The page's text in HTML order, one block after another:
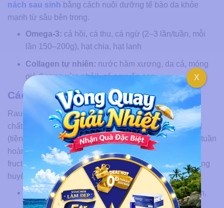
nách sau sinh bằng cách nuôi dưỡng tế bào da khỏe
mạnh từ sâu bên trong.
Omega-3: cá hồi, cá thu, cá ngừ (2–3 lần/tuần, mỗi
lần 150–200g), hạt chia, hạt lanh
Collagen tự nhiên: nước hầm xương, da cá, móng
giò (lượng vừa phải), cá nguyên con
Các loại rau xanh cùng trái cây tươi
Rau xanh đậm màu cung cấp đồng thời nhiều nhóm vi
chất: folate (hỗ trợ phân bào tế bào da mới), carotenoid
(tiền Vitamin A chống oxy hóa), sắt cùng magie (duy trì tuần
hoàn nuôi da). Trái cây tươi bổ sung đường tự nhiên
fructose cùng chất xơ, giúp hấp thu chậm, ổn định đường
huyết.
Rau xanh ưu tiên:rau bina, cải xoăn, súp lơ xanh,
rau dền, cải bó xôi
X